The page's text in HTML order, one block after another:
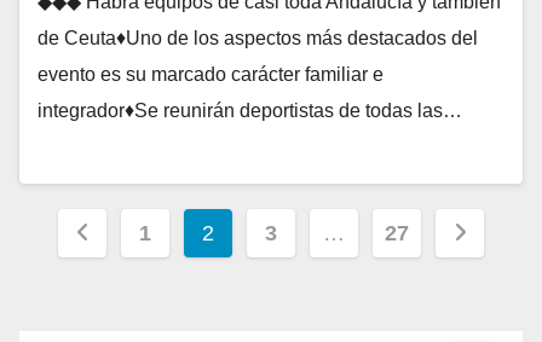
de Ceuta♦Uno de los aspectos más destacados del
evento es su marcado carácter familiar e
integrador♦Se reunirán deportistas de todas las…
Paginación
1 2 3 … 27